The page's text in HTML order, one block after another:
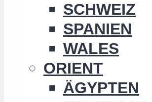
SCHWEIZ
SPANIEN
WALES
ORIENT
ÄGYPTEN